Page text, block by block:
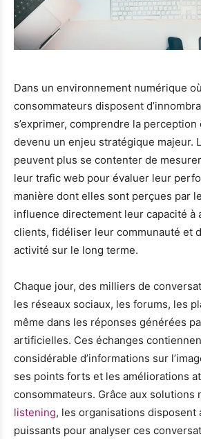
Dans un environnement numérique
consommateurs disposent
s’exprimer, comprendre la
devenu un enjeu stratégique majeur.
peuvent plus se contenter de
leur trafic web pour évaluer leur
manière dont elles sont perçues par
influence directement leur capacité à
clients, fidéliser leur communauté et
activité sur le long terme.
Chaque jour, des milliers de
les réseaux sociaux, les forums, les
même dans les réponses générées
artificielles. Ces échanges
considérable d’informations sur
ses points forts et les améliorations
consommateurs. Grâce aux solutions
listening, les organisations disposent
puissants pour analyser ces